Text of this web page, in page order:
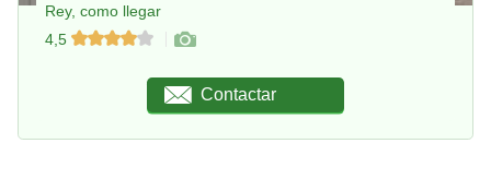
Rey, como llegar
4,5
Contactar